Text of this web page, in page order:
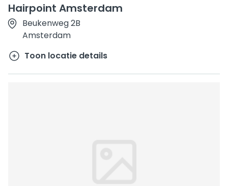
Hairpoint Amsterdam
Beukenweg 2B
Amsterdam
Toon locatie details